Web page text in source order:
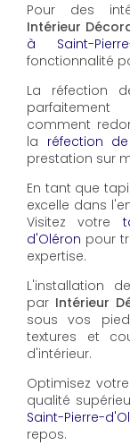
Pour des
Intérieur
à Saint-
fonctionnalité
La réfection
parfaitement
comment
la réfection
prestation sur
En tant que
excelle dans
Visitez votre
d'Oléron pour
expertise.
L'installation
par Intérieur
sous vos
textures et
d'intérieur.
Optimisez
qualité
Saint-Pierre-
repos.